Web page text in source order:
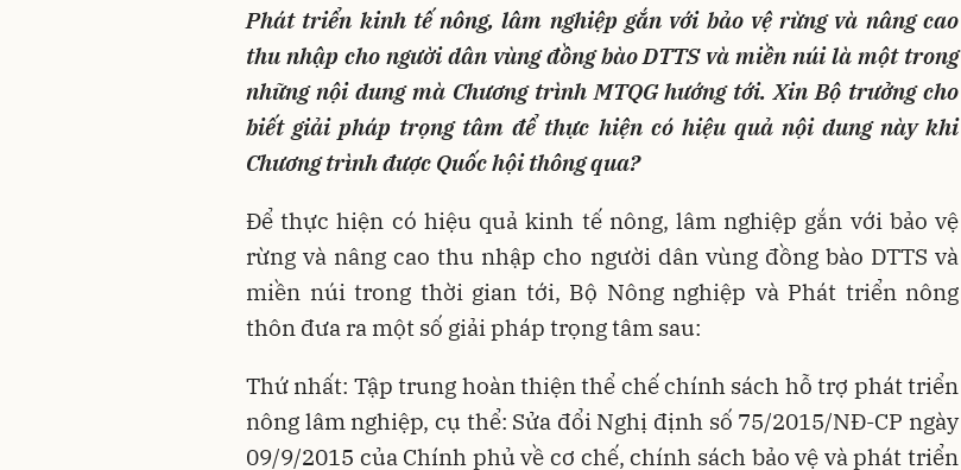
Phát triển kinh tế nông, lâm nghiệp gắn với bảo vệ rừng và nâng cao
thu nhập cho người dân vùng đồng bào DTTS và miền núi là một trong
những nội dung mà Chương trình MTQG hướng tới. Xin Bộ trưởng cho
biết giải pháp trọng tâm để thực hiện có hiệu quả nội dung này khi
Chương trình được Quốc hội thông qua?
Để thực hiện có hiệu quả kinh tế nông, lâm nghiệp gắn với bảo vệ
rừng và nâng cao thu nhập cho người dân vùng đồng bào DTTS và
miền núi trong thời gian tới, Bộ Nông nghiệp và Phát triển nông
thôn đưa ra một số giải pháp trọng tâm sau:
Thứ nhất: Tập trung hoàn thiện thể chế chính sách hỗ trợ phát triển
nông lâm nghiệp, cụ thể: Sửa đổi Nghị định số 75/2015/NĐ-CP ngày
09/9/2015 của Chính phủ về cơ chế, chính sách bảo vệ và phát triển